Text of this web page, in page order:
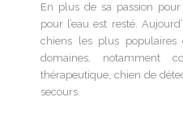
En plus de sa passion
pour l’eau est resté.
chiens les plus
domaines, notamment
thérapeutique, chien de
secours.